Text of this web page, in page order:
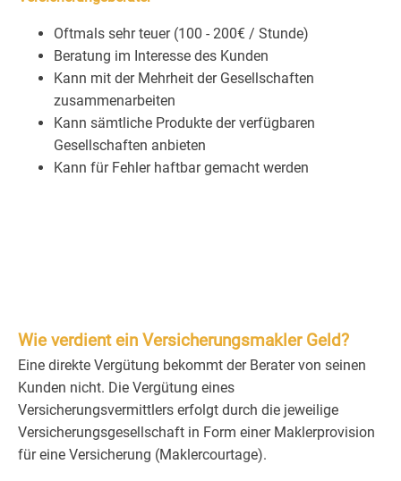
Oftmals sehr teuer (100 - 200€ / Stunde)
Beratung im Interesse des Kunden
Kann mit der Mehrheit der Gesellschaften
zusammenarbeiten
Kann sämtliche Produkte der verfügbaren
Gesellschaften anbieten
Kann für Fehler haftbar gemacht werden
Wie verdient ein Versicherungsmakler Geld?
Eine direkte Vergütung bekommt der Berater von seinen
Kunden nicht. Die Vergütung eines
Versicherungsvermittlers erfolgt durch die jeweilige
Versicherungsgesellschaft in Form einer Maklerprovision
für eine Versicherung (Maklercourtage).